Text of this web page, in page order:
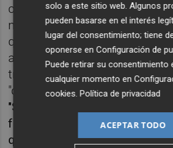
condenados por sedición
malversación de caudales
que se si el presidente
adelante debe hacerlo con
transparencia" para que los
"qué se ha votado".Para García
"Sánchez ha cambiado de
fundamental", de manera que
que se acuda a las urnas no se
solo a este sitio web. Algunos
pueden basarse en el interés
lugar del consentimiento; tiene
oponerse enConfiguración de
Puede retirar su consentimiento
cualquier momento en
cookies.Política de privacidad
ACEPTAR TODO